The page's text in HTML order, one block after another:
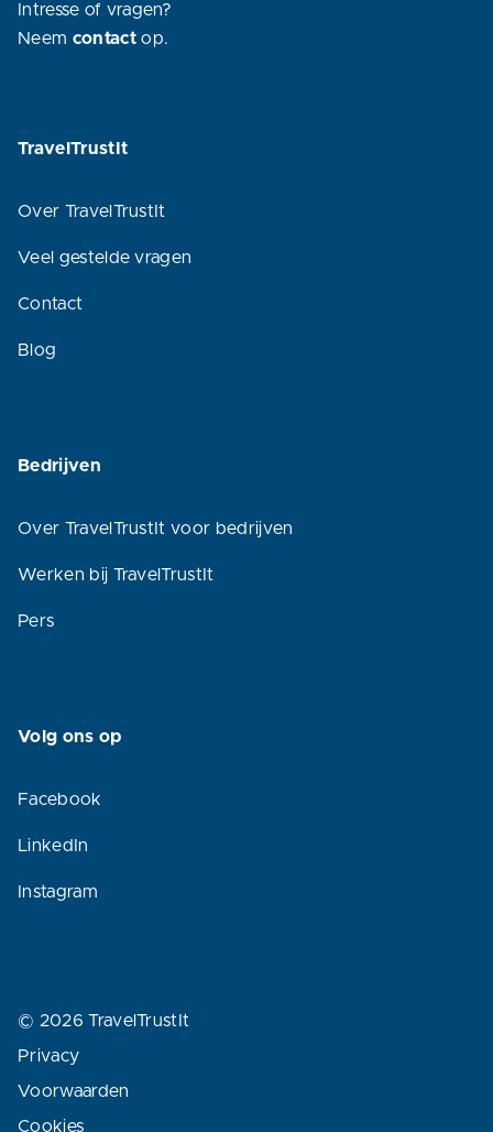
Intresse of vragen?
Neem contact op.
TravelTrustIt
Over TravelTrustIt
Veel gestelde vragen
Contact
Blog
Bedrijven
Over TravelTrustIt voor bedrijven
Werken bij TravelTrustIt
Pers
Volg ons op
Facebook
LinkedIn
Instagram
© 2026 TravelTrustIt
Privacy
Voorwaarden
Cookies